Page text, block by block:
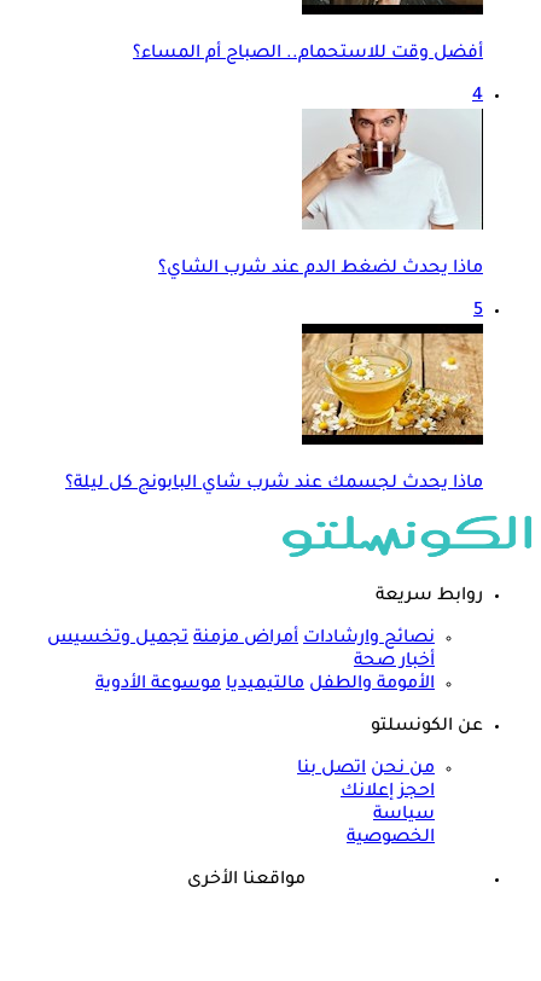
أفضل وقت للاستحمام.. الصباح أم المساء؟
4
ماذا يحدث لضغط الدم عند شرب الشاي؟
5
ماذا يحدث لجسمك عند شرب شاي البابونج كل ليلة؟
روابط سريعة
نصائح وارشادات أمراض مزمنة تجميل وتخسيس
أخبار صحة
الأمومة والطفل مالتيميديا موسوعة الأدوية
عن الكونسلتو
من نحن اتصل بنا
احجز إعلانك
سياسة
الخصوصية
مواقعنا الأخرى